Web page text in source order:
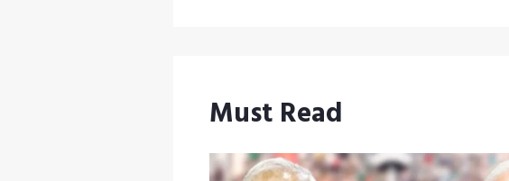
Must Read